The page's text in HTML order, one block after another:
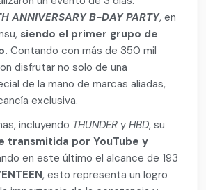
ANNIVERSARY B-DAY PARTY, en
siendo el primer grupo de
Contando con más de 350 mil
disfrutar no solo de una
de la mano de marcas aliadas,
exclusiva.
incluyendo THUNDERy HBD, su
transmitida por YouTube y
en este último el alcance de 193
, esto representa un logro